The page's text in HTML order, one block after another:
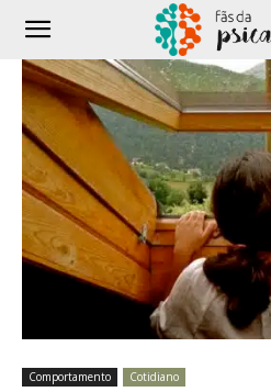
Comportamento Cotidiano